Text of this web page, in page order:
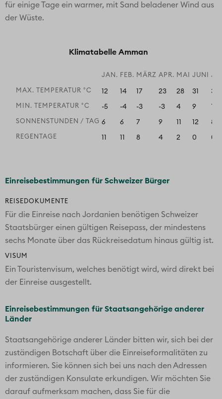
für einige Tage ein warmer, mit Sand beladener Wind aus
der Wüste.
Klimatabelle Amman
JAN. FEB. MÄRZ APR. MAI JUNI
MAX. TEMPERATUR °C 12 14 17 23 28 31 32
MIN. TEMPERATUR °C -5 -4 -3 -3 4 9 11
SONNENSTUNDEN / TAG 6 6 7 9 11 12 8
REGENTAGE 11 11 8 4 2 0 0
Einreisebestimmungen für Schweizer Bürger
REISEDOKUMENTE
Für die Einreise nach Jordanien benötigen Schweizer
Staatsbürger einen gültigen Reisepass, der mindestens
sechs Monate über das Rückreisedatum hinaus gültig ist.
VISUM
Ein Touristenvisum, welches benötigt wird, wird direkt bei
der Einreise ausgestellt.
Einreisebestimmungen für Staatsangehörige anderer
Länder
Staatsangehörige anderer Länder bitten wir, sich bei der
zuständigen Botschaft über die Einreiseformalitäten zu
informieren. Sie können sich bei uns nach den Adressen
der zuständigen Konsulate erkundigen. Wir möchten Sie
darauf aufmerksam machen, dass Sie für die